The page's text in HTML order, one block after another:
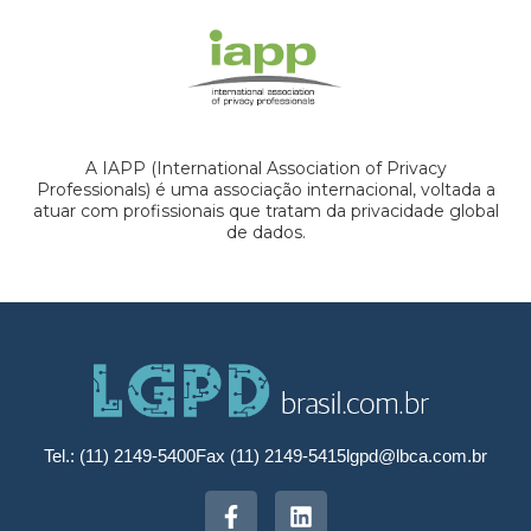
A IAPP (International Association of Privacy
Professionals) é uma associação internacional, voltada a
atuar com profissionais que tratam da privacidade global
de dados.
Tel.: (11) 2149-5400Fax (11) 2149-5415lgpd@lbca.com.br